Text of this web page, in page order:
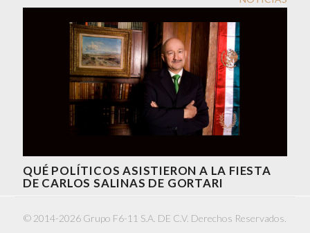
QUÉ POLÍTICOS ASISTIERON A LA FIESTA
DE CARLOS SALINAS DE GORTARI
© 2014-2026 Grupo F6-11 S.A. DE C.V. Derechos Reservados.